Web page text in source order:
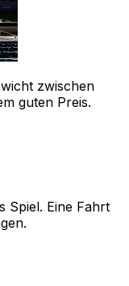
zwischen
guten Preis.
Spiel. Eine Fahrt